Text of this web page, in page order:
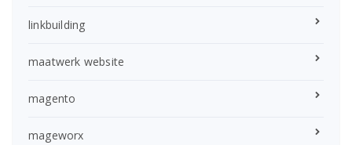
linkbuilding
maatwerk website
magento
mageworx